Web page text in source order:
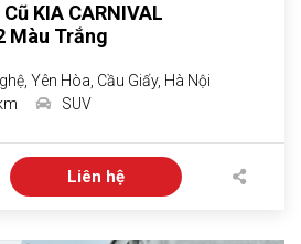
KIA CARNIVAL
Màu Trắng
Yên Hòa, Cầu Giấy, Hà Nội
SUV
Liên hệ